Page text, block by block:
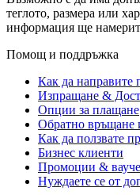
теглото, размера или
информация ще
Помощ и поддръжка
Как да направите
Изпращане &
Опции за плащане
Обратно връщане
Как да ползвате
Бизнес клиенти
Промоции &
Нуждаете се от